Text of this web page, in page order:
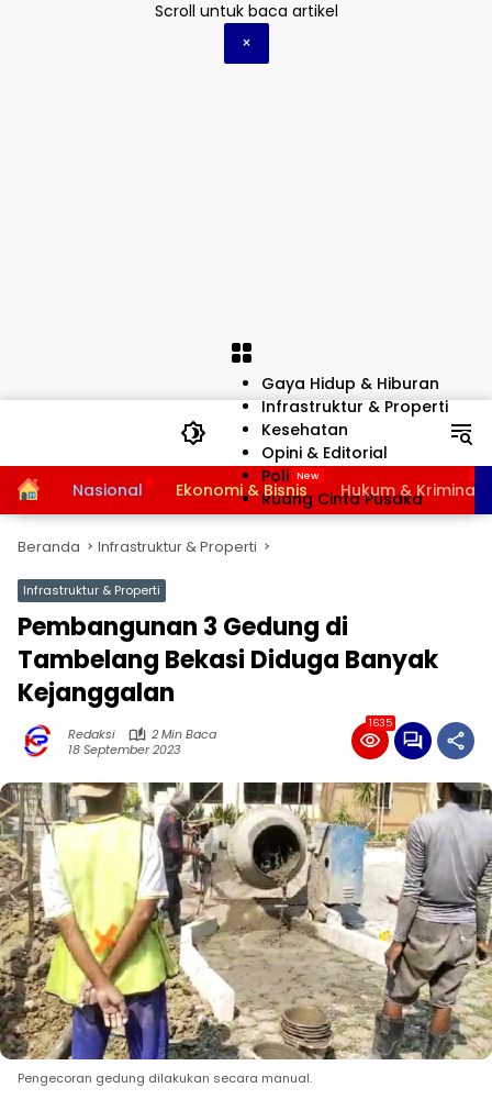
Scroll untuk baca artikel
×
Gaya Hidup & Hiburan
Infrastruktur & Properti
Kesehatan
Opini & Editorial
Politik
Ruang Cinta Pusaka
HomeNasional Ekonomi & Bisnis Hukum & Kriminal
Beranda Infrastruktur & Properti
Infrastruktur & Properti
Pembangunan 3 Gedung di
Tambelang Bekasi Diduga Banyak
Kejanggalan
Redaksi
2 Min Baca
18 September 2023
1635
Pengecoran gedung dilakukan secara manual.